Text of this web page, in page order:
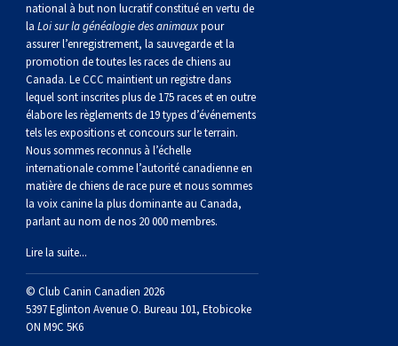
national à but non lucratif constitué en vertu de
la Loi sur la généalogie des animauxpour
assurer l’enregistrement, la sauvegarde et la
promotion de toutes les races de chiens au
Canada. Le CCC maintient un registre dans
lequel sont inscrites plus de 175 races et en outre
élabore les règlements de 19 types d’événements
tels les expositions et concours sur le terrain.
Nous sommes reconnus à l’échelle
internationale comme l’autorité canadienne en
matière de chiens de race pure et nous sommes
la voix canine la plus dominante au Canada,
parlant au nom de nos 20 000 membres.
Lire la suite...
© Club Canin Canadien 2026
5397 Eglinton Avenue O. Bureau 101, Etobicoke
ON M9C 5K6